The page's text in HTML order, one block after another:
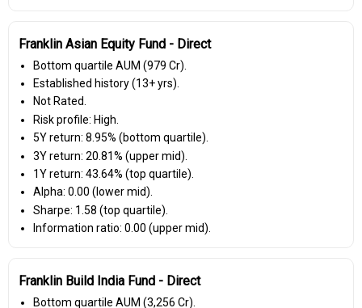
Franklin Asian Equity Fund - Direct
Bottom quartile AUM (₹979 Cr).
Established history (13+ yrs).
Not Rated.
Risk profile: High.
5Y return: 8.95% (bottom quartile).
3Y return: 20.81% (upper mid).
1Y return: 43.64% (top quartile).
Alpha: 0.00 (lower mid).
Sharpe: 1.58 (top quartile).
Information ratio: 0.00 (upper mid).
Franklin Build India Fund - Direct
Bottom quartile AUM (₹3,256 Cr).